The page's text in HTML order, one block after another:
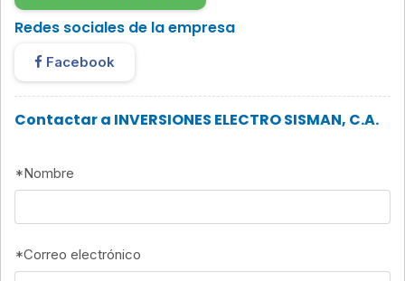
Redes sociales de la empresa
Facebook
Contactar a INVERSIONES ELECTRO SISMAN, C.A.
*Nombre
*Correo electrónico